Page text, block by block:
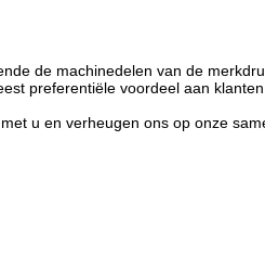
de machinedelen van de
preferentiële voordeel aan
u en verheugen ons op onze